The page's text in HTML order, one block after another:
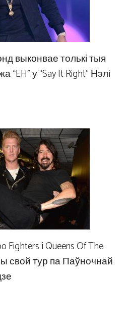
выконвае толькі тыя
у “Say It Right” Нэлі
і Queens Of The
свой тур па Паўночнай